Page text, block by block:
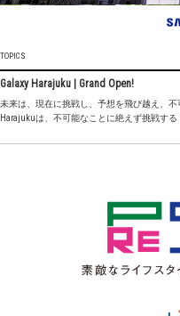
TOPICS
Galaxy Harajuku | Grand Open!
未来は、現在に挑戦し、予想を飛び越え、
Harajukuは、不可能なことに絶えず挑戦する